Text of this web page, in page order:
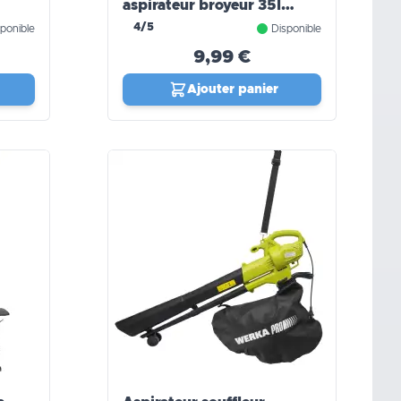
aspirateur broyeur 35l
WERKA PRO
4/5 Disponible
9,99 €
Ajouter panier